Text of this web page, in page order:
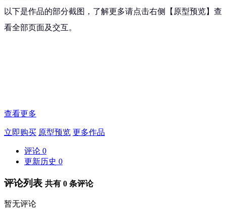
以下是作品的部分截图 ， 了解更多请点击右侧 【 原型预览】 查
看全部页面及交互。
查看更多
立即购买 原型预览 更多作品
评论 0
更新历史 0
评论列表 共有 0 条评论
暂无评论